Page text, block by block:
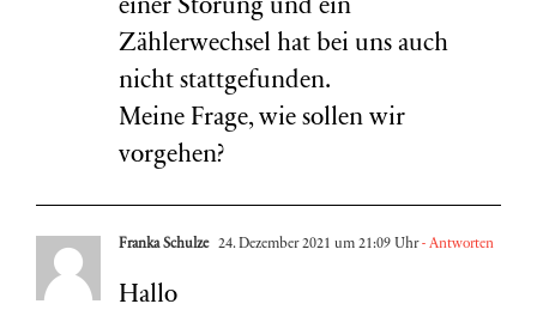
einer Störung und ein
Zählerwechsel hat bei uns auch
nicht stattgefunden.
Meine Frage, wie sollen wir
vorgehen?
Franka Schulze 24. Dezember 2021 um 21:09 Uhr- Antworten
Hallo